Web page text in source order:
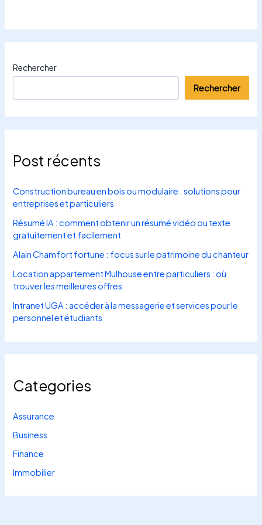
Rechercher
Rechercher
Post récents
Construction bureau en bois ou modulaire : solutions pour
entreprises et particuliers
Résumé IA : comment obtenir un résumé vidéo ou texte
gratuitement et facilement
Alain Chamfort fortune : focus sur le patrimoine du chanteur
Location appartement Mulhouse entre particuliers : où
trouver les meilleures offres
Intranet UGA : accéder à la messagerie et services pour le
personnel et étudiants
Categories
Assurance
Business
Finance
Immobilier